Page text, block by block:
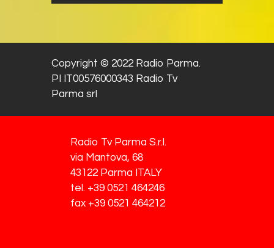
Copyright © 2022 Radio Parma.
PI IT00576000343 Radio Tv
Parma srl
Radio Tv Parma S.r.l.
via Mantova, 68
43122 Parma ITALY
tel. +39 0521 464246
fax +39 0521 464212